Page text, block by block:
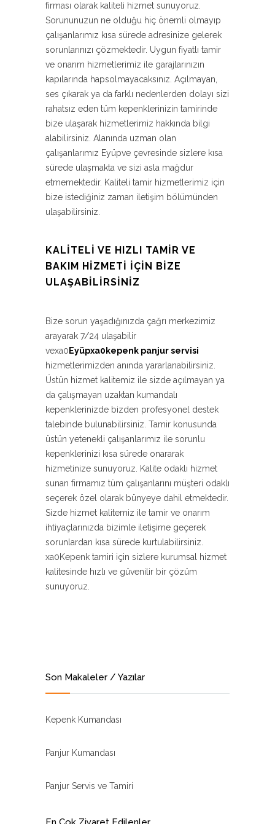
firması olarak kaliteli hizmet sunuyoruz.
Sorununuzun ne olduğu hiç önemli olmayıp
çalışanlarımız kısa sürede adresinize gelerek
sorunlarınızı çözmektedir. Uygun fiyatlı tamir
ve onarım hizmetlerimiz ile garajlarınızın
kapılarında hapsolmayacaksınız. Açılmayan,
ses çıkarak ya da farklı nedenlerden dolayı sizi
rahatsız eden tüm kepenklerinizin tamirinde
bize ulaşarak hizmetlerimiz hakkında bilgi
alabilirsiniz. Alanında uzman olan
çalışanlarımız Eyüpve çevresinde sizlere kısa
sürede ulaşmakta ve sizi asla mağdur
etmemektedir. Kaliteli tamir hizmetlerimiz için
bize istediğiniz zaman iletişim bölümünden
ulaşabilirsiniz.
KALITELI VE HIZLI TAMIR VE
BAKIM HIZMETI İÇIN BIZE
ULAŞABILIRSINIZ
Bize sorun yaşadığınızda çağrı merkezimiz
arayarak 7/24 ulaşabilir
vexa0 Eyüpxa0kepenk panjur servisi
hizmetlerimizden anında yararlanabilirsiniz.
Üstün hizmet kalitemiz ile sizde açılmayan ya
da çalışmayan uzaktan kumandalı
kepenklerinizde bizden profesyonel destek
talebinde bulunabilirsiniz. Tamir konusunda
üstün yetenekli çalışanlarımız ile sorunlu
kepenklerinizi kısa sürede onararak
hizmetinize sunuyoruz. Kalite odaklı hizmet
sunan firmamız tüm çalışanlarını müşteri odaklı
seçerek özel olarak bünyeye dahil etmektedir.
Sizde hizmet kalitemiz ile tamir ve onarım
ihtiyaçlarınızda bizimle iletişime geçerek
sorunlardan kısa sürede kurtulabilirsiniz.
xa0Kepenk tamiri için sizlere kurumsal hizmet
kalitesinde hızlı ve güvenilir bir çözüm
sunuyoruz.
Son Makaleler / Yazılar
Kepenk Kumandası
Panjur Kumandası
Panjur Servis ve Tamiri